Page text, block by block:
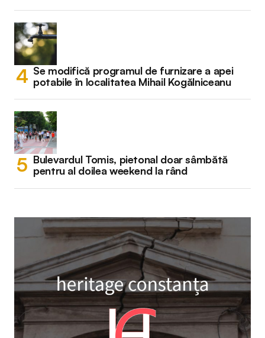
Se modifică programul de furnizare a apei
potabile în localitatea Mihail Kogălniceanu
Bulevardul Tomis, pietonal doar sâmbătă
pentru al doilea weekend la rând